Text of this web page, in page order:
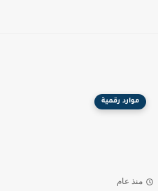
موارد رقمية
منذ عام